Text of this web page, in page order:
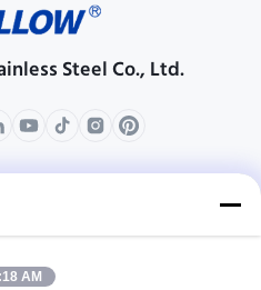
Steel Co., Ltd.
Profilo aziendale
Giro della fabbrica
AM